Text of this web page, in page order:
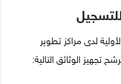
لدى مراكز تطوير
تجهيز الوثائق التالية: